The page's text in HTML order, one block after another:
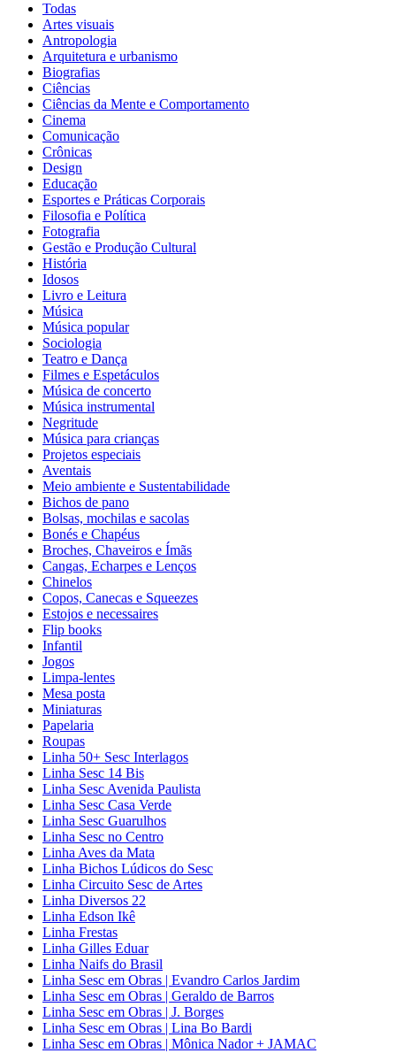
Todas
Artes visuais
Antropologia
Arquitetura e urbanismo
Biografias
Ciências
Ciências da Mente e Comportamento
Cinema
Comunicação
Crônicas
Design
Educação
Esportes e Práticas Corporais
Filosofia e Política
Fotografia
Gestão e Produção Cultural
História
Idosos
Livro e Leitura
Música
Música popular
Sociologia
Teatro e Dança
Filmes e Espetáculos
Música de concerto
Música instrumental
Negritude
Música para crianças
Projetos especiais
Aventais
Meio ambiente e Sustentabilidade
Bichos de pano
Bolsas, mochilas e sacolas
Bonés e Chapéus
Broches, Chaveiros e Ímãs
Cangas, Echarpes e Lenços
Chinelos
Copos, Canecas e Squeezes
Estojos e necessaires
Flip books
Infantil
Jogos
Limpa-lentes
Mesa posta
Miniaturas
Papelaria
Roupas
Linha 50+ Sesc Interlagos
Linha Sesc 14 Bis
Linha Sesc Avenida Paulista
Linha Sesc Casa Verde
Linha Sesc Guarulhos
Linha Sesc no Centro
Linha Aves da Mata
Linha Bichos Lúdicos do Sesc
Linha Circuito Sesc de Artes
Linha Diversos 22
Linha Edson Ikê
Linha Frestas
Linha Gilles Eduar
Linha Naifs do Brasil
Linha Sesc em Obras | Evandro Carlos Jardim
Linha Sesc em Obras | Geraldo de Barros
Linha Sesc em Obras | J. Borges
Linha Sesc em Obras | Lina Bo Bardi
Linha Sesc em Obras | Mônica Nador + JAMAC